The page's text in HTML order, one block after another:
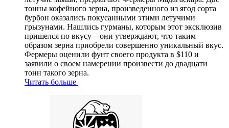
тонны кофейного зерна, произведенного из ягод сорта
бурбон оказались покусанными этими летучими
грызунами. Нашлись гурманы, которым этот эксклюзив
пришелся по вкусу – они утверждают, что таким
образом зерна приобрели совершенно уникальный вкус.
Фермеры оценили фунт своего продукта в $110 и
заявили о своем намерении произвести до двадцати
тонн такого зерна.
Читать больше